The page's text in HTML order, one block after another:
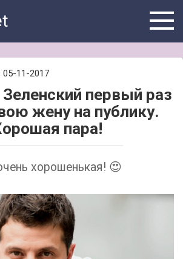
05-11-2017
первый раз
жену на публику.
пара!
хорошенькая! 😍